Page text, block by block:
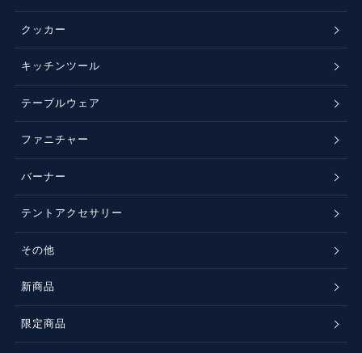
クッカー
キッチンツール
テーブルウェア
ファニチャー
バーナー
テントアクセサリー
その他
新商品
限定商品